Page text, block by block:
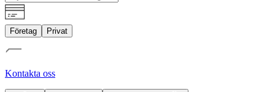
Företag Privat
Kontakta oss